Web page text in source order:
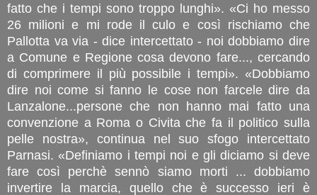
fatto che i tempi sono troppo lunghi». «Ci ho messo
26 milioni e mi rode il culo e così rischiamo che
Pallotta va via - dice intercettato - noi dobbiamo dire
a Comune e Regione cosa devono fare..., cercando
di comprimere il più possibile i tempi». «Dobbiamo
dire noi come si fanno le cose non farcele dire da
Lanzalone...persone che non hanno mai fatto una
convenzione a Roma o Civita che fa il politico sulla
pelle nostra», continua nel suo sfogo intercettato
Parnasi. «Definiamo i tempi noi e gli diciamo si deve
fare così perchè sennò siamo morti ... dobbiamo
invertire la marcia, quello che è successo ieri è